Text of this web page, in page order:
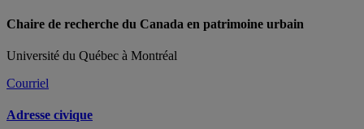
Chaire de recherche du Canada en patrimoine urbain
Université du Québec à Montréal
Courriel
Adresse civique